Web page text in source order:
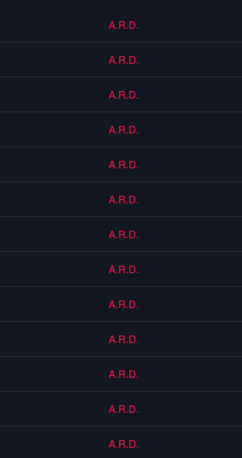
A.R.D.
A.R.D.
A.R.D.
A.R.D.
A.R.D.
A.R.D.
A.R.D.
A.R.D.
A.R.D.
A.R.D.
A.R.D.
A.R.D.
A.R.D.